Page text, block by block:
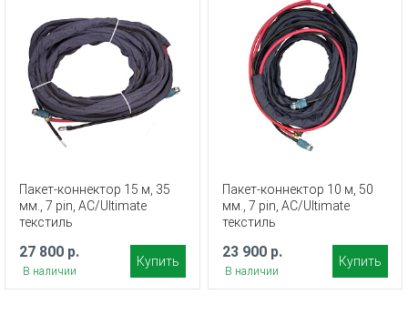
Пакет-коннектор 15 м, 35
мм., 7 pin, AC/Ultimate
текстиль
27 800 р.
В наличии
Купить
Пакет-коннектор 10 м, 50
мм., 7 pin, AC/Ultimate
текстиль
23 900 р.
В наличии
Купить